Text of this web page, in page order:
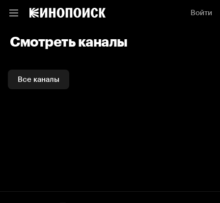
Войти
Смотреть каналы
Все каналы